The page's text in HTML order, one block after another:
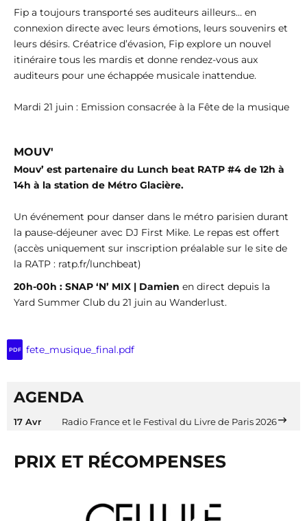
Fip a toujours transporté ses auditeurs ailleurs… en
connexion directe avec leurs émotions, leurs souvenirs et
leurs désirs. Créatrice d’évasion, Fip explore un nouvel
itinéraire tous les mardis et donne rendez-vous aux
auditeurs pour une échappée musicale inattendue.
Mardi 21 juin : Emission consacrée à la Fête de la musique
MOUV'
Mouv’ est partenaire du Lunch beat RATP #4 de 12h à
14h à la station de Métro Glacière.
Un événement pour danser dans le métro parisien durant
la pause-déjeuner avec DJ First Mike. Le repas est offert
(accès uniquement sur inscription préalable sur le site de
la RATP : ratp.fr/lunchbeat)
20h-00h : SNAP ‘N’ MIX | Damien en direct depuis la
Yard Summer Club du 21 juin au Wanderlust.
PDF fete_musique_final.pdf
AGENDA
17 Avr Radio France et le Festival du Livre de Paris 2026
PRIX ET RÉCOMPENSES